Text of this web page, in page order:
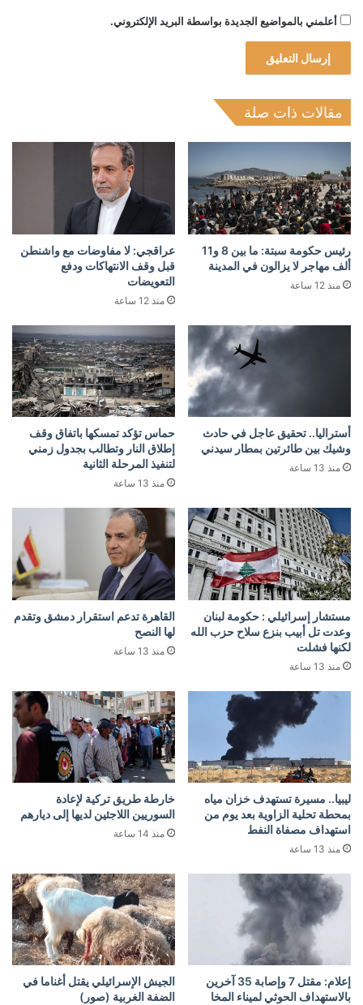
أعلمني بالمواضيع الجديدة بواسطة البريد الإلكتروني.
مقالات ذات صلة
رئيس حكومة سبتة: ما بين 8 و11
ألف مهاجر لا يزالون في المدينة
منذ 12 ساعة
عراقجي: لا مفاوضات مع واشنطن
قبل وقف الانتهاكات ودفع
التعويضات
منذ 12 ساعة
أستراليا.. تحقيق عاجل في حادث
وشيك بين طائرتين بمطار سيدني
منذ 13 ساعة
حماس تؤكد تمسكها باتفاق وقف
إطلاق النار وتطالب بجدول زمني
لتنفيذ المرحلة الثانية
منذ 13 ساعة
مستشار إسرائيلي : حكومة لبنان
وعدت تل أبيب بنزع سلاح حزب الله
لكنها فشلت
منذ 13 ساعة
القاهرة تدعم استقرار دمشق وتقدم
لها النصح
منذ 13 ساعة
ليبيا.. مسيرة تستهدف خزان مياه
بمحطة تحلية الزاوية بعد يوم من
استهداف مصفاة النفط
منذ 13 ساعة
خارطة طريق تركية لإعادة
السوريين اللاجئين لديها إلى ديارهم
منذ 14 ساعة
إعلام: مقتل 7 وإصابة 35 آخرين
بالاستهداف الحوثي لميناء المخا
الجيش الإسرائيلي يقتل أغناما في
الضفة الغربية (صور)